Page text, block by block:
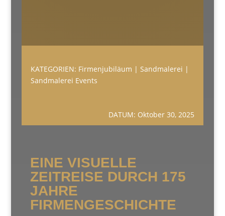
KATEGORIEN: Firmenjubiläum | Sandmalerei |
Sandmalerei Events
DATUM: Oktober 30, 2025
EINE VISUELLE
ZEITREISE DURCH 175
JAHRE
FIRMENGESCHICHTE